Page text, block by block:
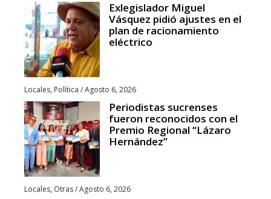
Exlegislador Miguel
Vásquez pidió ajustes en el
plan de racionamiento
eléctrico
Locales, Política /Agosto 6, 2026
Periodistas sucrenses
fueron reconocidos con el
Premio Regional “Lázaro
Hernández”
Locales, Otras/Agosto 6, 2026